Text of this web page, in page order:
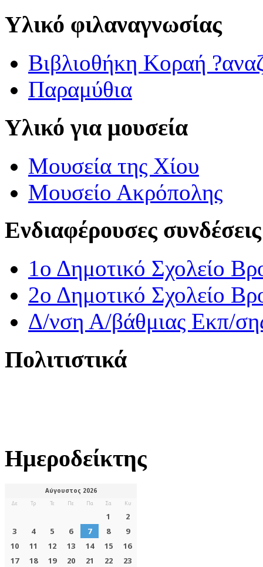
Υλικό φιλαναγνωσίας
Βιβλιοθήκη Κοραή
Παραμύθια
Υλικό για μουσεία
Μουσεία της Χίου
Μουσείο Ακρόπολης
Ενδιαφέρουσες συνδέσεις
1ο Δημοτικό Σχολείο
2ο Δημοτικό Σχολείο
Δ/νση Α/βάθμιας Εκπ/
Πολιτιστικά
Ημεροδείκτης